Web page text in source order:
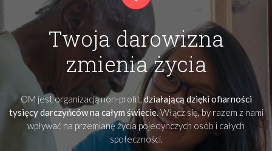
Twoja darowizna
zmienia życia
OM jest organizacją non-profit,działającą dzięki ofiarności
tysięcy darczyńców na całym świecie. Włącz się, by razem z nami
wpływać na przemianę życia pojedynczych osób i całych
społeczności.